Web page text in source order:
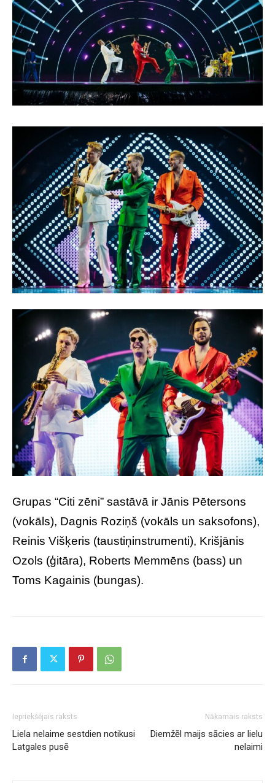
Grupas “Citi zēni” sastāvā ir Jānis Pētersons
(vokāls), Dagnis Roziņš (vokāls un saksofons),
Reinis Višķeris (taustiņinstrumenti), Krišjānis
Ozols (ģitāra), Roberts Memmēns (bass) un
Toms Kagainis (bungas).
Iepriekšējais raksts
Liela nelaime sestdien notikusi
Latgales pusē
Nākamais raksts
Diemžēl maijs sācies ar lielu
nelaimi